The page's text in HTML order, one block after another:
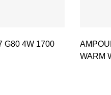
G80 4W 1700
WARM